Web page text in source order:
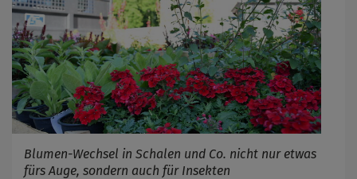
Blumen-Wechsel in Schalen und Co. nicht nur etwas
fürs Auge, sondern auch für Insekten